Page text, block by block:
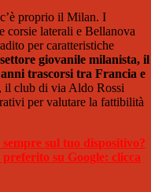
proprio il Milan. I
corsie laterali e Bellanova
per caratteristiche
giovanile milanista, il
trascorsi tra Francia e
il club di via Aldo Rossi
per valutare la fattibilità
sul tuo dispositivo?
su Google: clicca